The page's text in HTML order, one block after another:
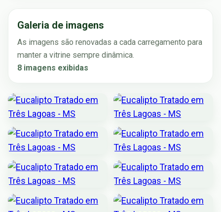
Galeria de imagens
As imagens são renovadas a cada carregamento para
manter a vitrine sempre dinâmica.
8 imagens exibidas